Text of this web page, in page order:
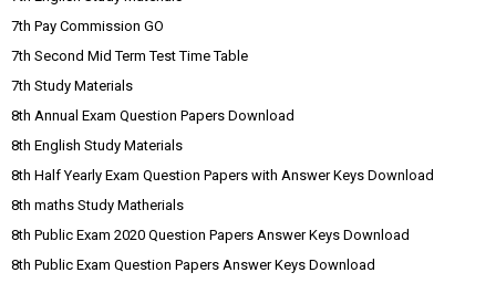
7th Pay Commission GO
7th Second Mid Term Test Time Table
7th Study Materials
8th Annual Exam Question Papers Download
8th English Study Materials
8th Half Yearly Exam Question Papers with Answer Keys Download
8th maths Study Matherials
8th Public Exam 2020 Question Papers Answer Keys Download
8th Public Exam Question Papers Answer Keys Download